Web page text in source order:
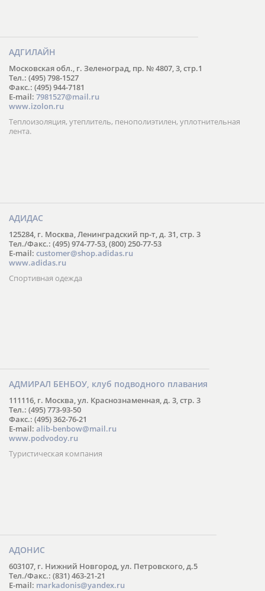
АДГИЛАЙН
Московская обл., г. Зеленоград, пр. № 4807, 3, стр.1
Тел.: (495) 798-1527
Факс.: (495) 944-7181
E-mail: 7981527@mail.ru
www.izolon.ru
Теплоизоляция, утеплитель, пенополиэтилен, уплотнительная
лента.
АДИДАС
125284, г. Москва, Ленинградский пр-т, д. 31, стр. 3
Тел./Факс.: (495) 974-77-53, (800) 250-77-53
E-mail: customer@shop.adidas.ru
www.adidas.ru
Спортивная одежда
АДМИРАЛ БЕНБОУ, клуб подводного плавания
111116, г. Москва, ул. Краснознаменная, д. 3, стр. 3
Тел.: (495) 773-93-50
Факс.: (495) 362-76-21
E-mail: alib-benbow@mail.ru
www.podvodoy.ru
Туристическая компания
АДОНИС
603107, г. Нижний Новгород, ул. Петровского, д.5
Тел./Факс.: (831) 463-21-21
E-mail: markadonis@yandex.ru